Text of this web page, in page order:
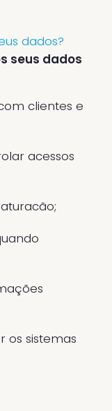
dados?
seus dados
clientes e
acessos
os sistemas